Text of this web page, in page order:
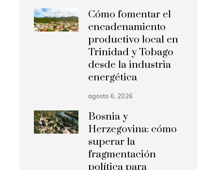
Cómo fomentar el
encadenamiento
productivo local en
Trinidad y Tobago
desde la industria
energética
agosto 6, 2026
Bosnia y
Herzegovina: cómo
superar la
fragmentación
política para